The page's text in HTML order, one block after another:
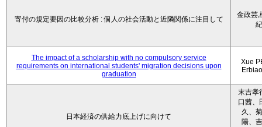
寄付の規定要因の比較分析 : 個人の社会活動と近隣関係に注目して
金政芸,
紀
The impact of a scholarship with no compulsory service
requirements on international students' migration decisions upon
graduation
Xue
日本経済の供給力底上げに向けて
末吉孝
口茜、
久、
陽、